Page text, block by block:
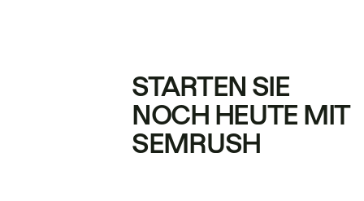
STARTEN SIE
NOCH HEUTE MIT
SEMRUSH